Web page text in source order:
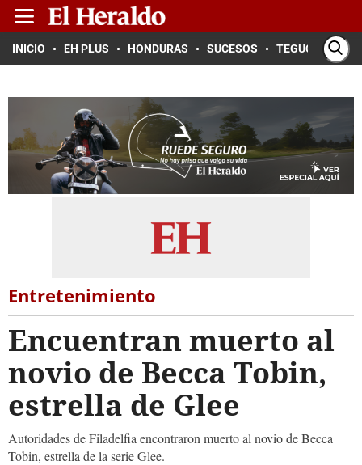
INICIO EH PLUS HONDURAS SUCESOS TEGUCIGALPA
Entretenimiento
Encuentran muerto al
novio de Becca Tobin,
estrella de Glee
Autoridades de Filadelfia encontraron muerto al novio de Becca
Tobin, estrella de la serie Glee.